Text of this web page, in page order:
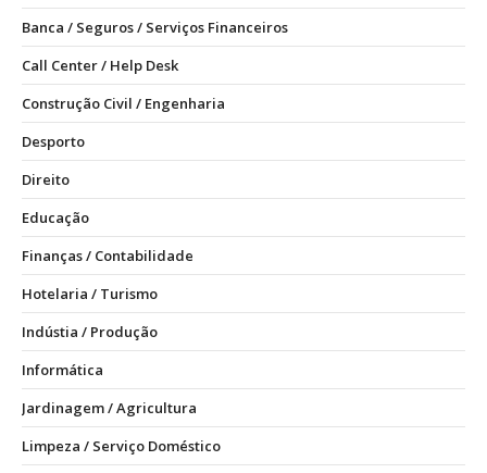
Banca / Seguros / Serviços Financeiros
Call Center / Help Desk
Construção Civil / Engenharia
Desporto
Direito
Educação
Finanças / Contabilidade
Hotelaria / Turismo
Indústia / Produção
Informática
Jardinagem / Agricultura
Limpeza / Serviço Doméstico